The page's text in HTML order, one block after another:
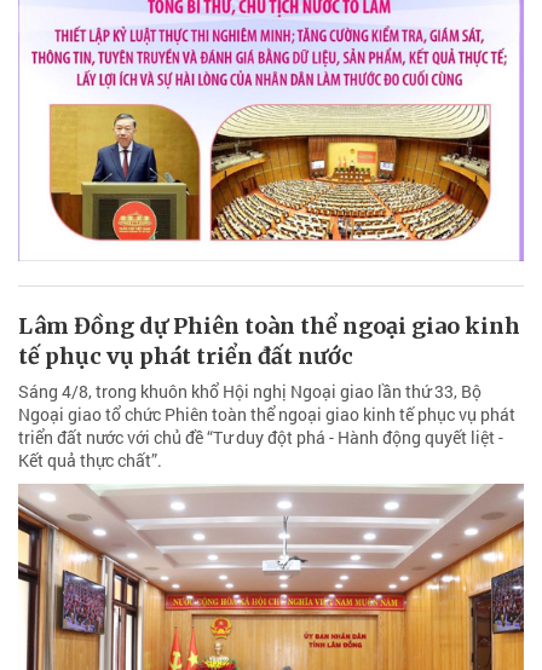
Lâm Đồng dự Phiên toàn thể ngoại giao kinh
tế phục vụ phát triển đất nước
Sáng 4/8, trong khuôn khổ Hội nghị Ngoại giao lần thứ 33, Bộ
Ngoại giao tổ chức Phiên toàn thể ngoại giao kinh tế phục vụ phát
triển đất nước với chủ đề “Tư duy đột phá - Hành động quyết liệt -
Kết quả thực chất”.